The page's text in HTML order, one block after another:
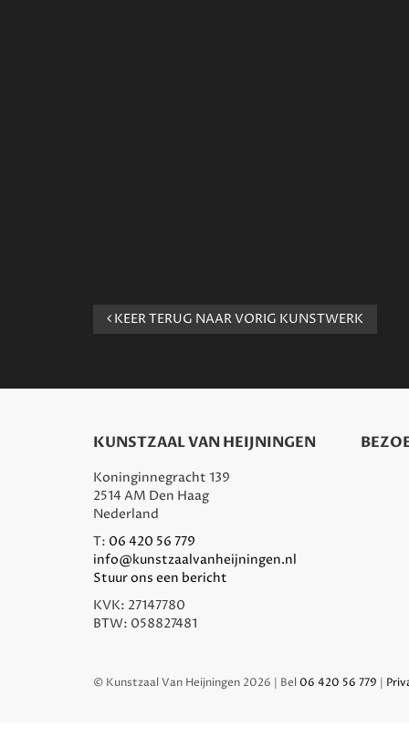
KEER TERUG NAAR VORIG KUNSTWERK
KUNSTZAAL VAN HEIJNINGEN
Koninginnegracht 139
2514 AM Den Haag
Nederland
T: 06 420 56 779
info@kunstzaalvanheijningen.nl
Stuur ons een bericht
KVK: 27147780
BTW: 058827481
© Kunstzaal Van Heijningen 2026 | Bel 06 420 56 779 |